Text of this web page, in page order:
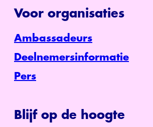
Voor organisaties
Ambassadeurs
Deelnemersinformatie
Pers
Blijf op de hoogte